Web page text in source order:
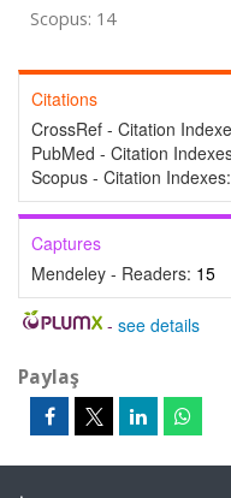
Scopus: 14
Citations
CrossRef - Citation
PubMed - Citation
Scopus - Citation Indexes:
Captures
Mendeley - Readers: 15
- see details
Paylaş